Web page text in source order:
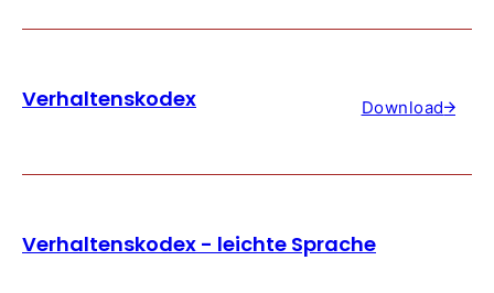
Verhaltenskodex Download
Verhaltenskodex - leichte Sprache